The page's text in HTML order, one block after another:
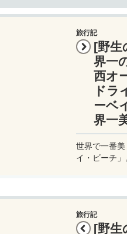
旅行記
[野生
界一
西オ
ドラ
ーベ
界一
世界で一番
イ・ビーチ」
旅行記
[野生